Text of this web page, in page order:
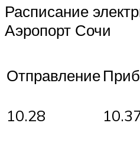
Расписание
Аэропорт Сочи
Отправление
10.28